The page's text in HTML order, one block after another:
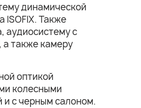
динамической
ISOFIX. Также
аудиосистему с
также камеру
оптикой
колесными
и с черным салоном.